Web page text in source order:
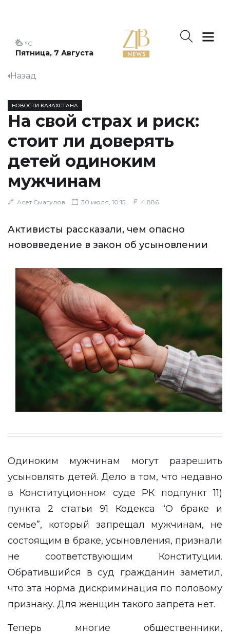
Пятница, 7 Августа
°C
Назад
НОВОСТИ КАЗАХСТАНА
На свой страх и риск:
стоит ли доверять
детей одиноким
мужчинам
Асет Смагулов 30 июля, 10:15 4,886
Активисты рассказали, чем опасно
нововведение в закон об усыновлении
Одиноким мужчинам могут разрешить
усыновлять детей. Дело в том, что недавно
в Конституционном суде РК подпункт 11)
пункта 2 статьи 91 Кодекса “О браке и
семье”, который запрещал мужчинам, не
состоящим в браке, усыновления, признали
не соответствующим Конституции.
Обратившийся в суд гражданин заметил,
что эта норма дискриминация по половому
признаку. Для женщин такого запрета нет.
Теперь многие общественники,